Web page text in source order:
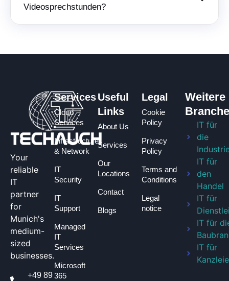
Videosprechstunden?
Your
reliable
IT
partner
for
Munich's
medium-
sized
businesses.
+49 89
Services
Cloud
Services
Infrastructure
& Network
IT
Security
IT
Support
Managed
IT
Services
Microsoft
365
Useful
Links
About Us
Services
Our
Locations
Contact
Blogs
Legal
Cookie
Policy
Privacy
Policy
Terms and
Conditions
Legal
notice
Weitere
IT für
die
IT für
den
Handel
IT für
IT für
IT für